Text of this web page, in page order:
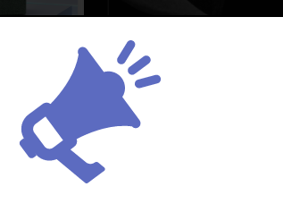
۶,۳۰۰,۰۰۰ تومان